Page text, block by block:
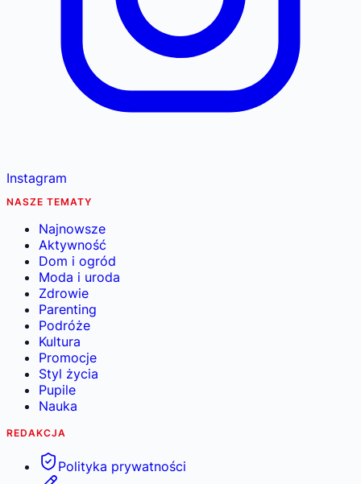
Instagram
NASZE TEMATY
Najnowsze
Aktywność
Dom i ogród
Moda i uroda
Zdrowie
Parenting
Podróże
Kultura
Promocje
Styl życia
Pupile
Nauka
REDAKCJA
Polityka prywatności